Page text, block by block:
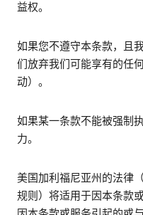
益权。
如果您不遵守本条款，且
们放弃我们可能享有的任
动）。
如果某一条款不能被强制
力。
美国加利福尼亚州的法律
规则）将适用于因本条款